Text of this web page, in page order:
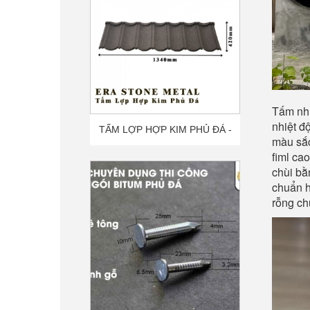
Tấm
nhiệt
màu
fiml
chùi
chuẩn
rỗng
ĐINH CHUYÊN DỤNG THI CÔNG
NGÓI BITUM PHỦ ĐÁ